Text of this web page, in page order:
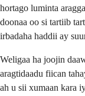
hortago luminta
doonaa oo si tartiib
irbadaha haddii ay
Weligaa ha joojin
aragtidaadu fiican
ah u sii xumaan kara